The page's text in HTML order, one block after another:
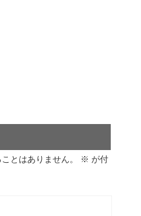
とはありません。 ※ が付